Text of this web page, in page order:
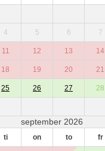
4 5 6 7
11 12 13 14
18 19 20 21
25 26 27 28
september 2026
ti on to fr